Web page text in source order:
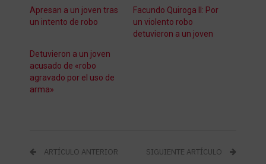
Apresan a un joven tras
un intento de robo
Facundo Quiroga II: Por
un violento robo
detuvieron a un joven
Detuvieron a un joven
acusado de «robo
agravado por el uso de
arma»
ARTÍCULO ANTERIOR SIGUIENTE ARTÍCULO